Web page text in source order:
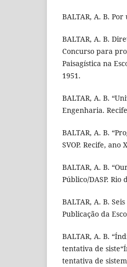
BALTAR, A. B.
BALTAR, A. B.
Concurso para
Paisagística na
1951.
BALTAR, A. B.
Engenharia.
BALTAR, A. B.
SVOP. Recife, ano
BALTAR, A. B.
Público/DASP. Rio
BALTAR, A. B.
Publicação da
BALTAR, A. B.
tentativa de
tentativa de